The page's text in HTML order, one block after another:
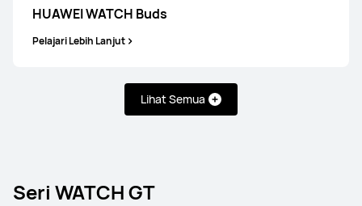
HUAWEI WATCH Buds
Pelajari Lebih Lanjut
Lihat Semua
Seri WATCH GT